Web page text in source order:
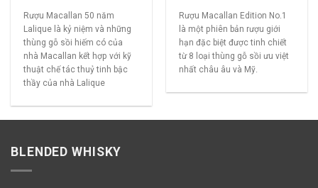
Rượu Macallan 50 năm
Lalique là kỷ niệm và những
thùng gỗ sồi hiếm có của
nhà Macallan kết hợp với kỹ
thuật chế tác thuỷ tinh bậc
thầy của nhà Lalique
Rượu Macallan Edition No.1
là một phiên bản rượu giới
hạn đặc biệt được tinh chiết
từ 8 loại thùng gỗ sồi ưu việt
nhất châu âu và Mỹ.
BLENDED WHISKY